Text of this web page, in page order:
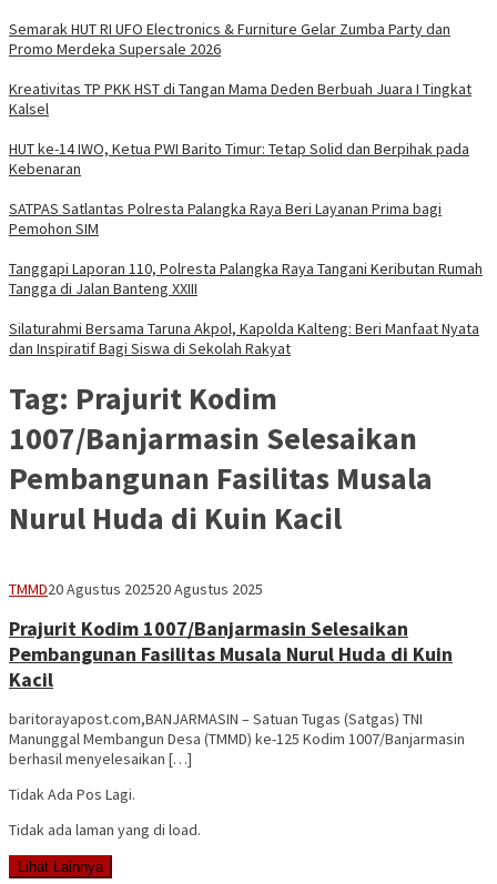
Semarak HUT RI UFO Electronics & Furniture Gelar Zumba Party dan
Promo Merdeka Supersale 2026
Kreativitas TP PKK HST di Tangan Mama Deden Berbuah Juara I Tingkat
Kalsel
HUT ke-14 IWO, Ketua PWI Barito Timur: Tetap Solid dan Berpihak pada
Kebenaran
SATPAS Satlantas Polresta Palangka Raya Beri Layanan Prima bagi
Pemohon SIM
Tanggapi Laporan 110, Polresta Palangka Raya Tangani Keributan Rumah
Tangga di Jalan Banteng XXIII
Silaturahmi Bersama Taruna Akpol, Kapolda Kalteng: Beri Manfaat Nyata
dan Inspiratif Bagi Siswa di Sekolah Rakyat
Tag: Prajurit Kodim
1007/Banjarmasin Selesaikan
Pembangunan Fasilitas Musala
Nurul Huda di Kuin Kacil​
TMMDVananta
20 Agustus 202520 Agustus 2025
Prajurit Kodim 1007/Banjarmasin Selesaikan
Pembangunan Fasilitas Musala Nurul Huda di Kuin
Kacil​
baritorayapost.com,BANJARMASIN – Satuan Tugas (Satgas) TNI
Manunggal Membangun Desa (TMMD) ke-125 Kodim 1007/Banjarmasin
berhasil menyelesaikan […]
Tidak Ada Pos Lagi.
Tidak ada laman yang di load.
Lihat Lainnya